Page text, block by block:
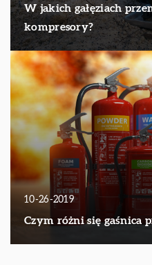
W jakich gałęziach
kompresory?
10-26-2019
Czym różni się gaśnica